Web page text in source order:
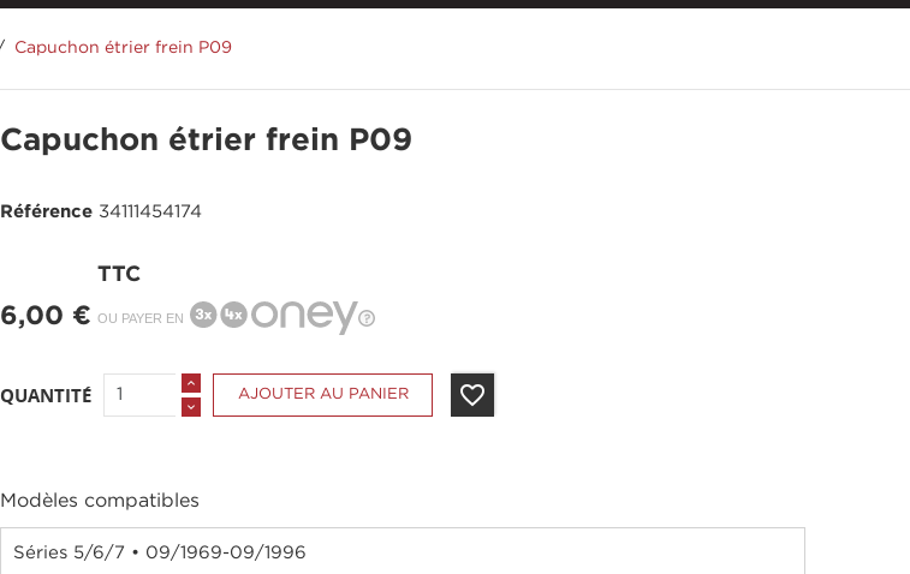
Capuchon étrier frein P09
Capuchon étrier frein P09
Référence 34111454174
6,00 €
TTC
OU PAYER EN
QUANTITÉ AJOUTER AU PANIER favorite_border
Modèles compatibles
Séries 5/6/7 • 09/1969-09/1996